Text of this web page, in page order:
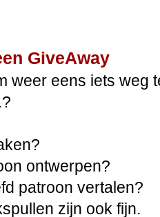
GiveAway
weer eens iets weg
ontwerpen?
patroon vertalen?
zijn ook fijn.